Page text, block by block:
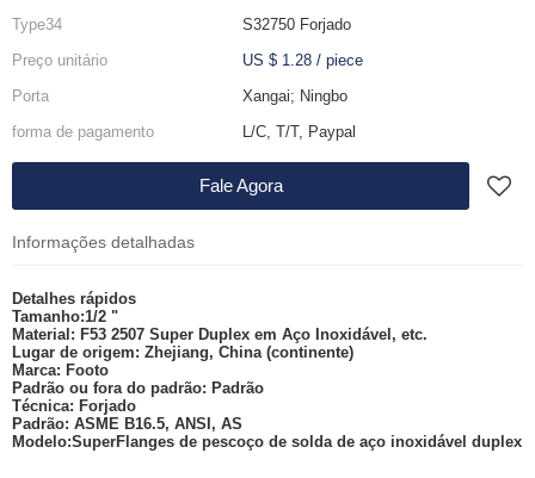
Type34
S32750 Forjado
Preço unitário
US $ 1.28/ piece
Porta
Xangai; Ningbo
forma de pagamento
L/C, T/T, Paypal
Fale Agora
Informações detalhadas
Detalhes rápidos
Tamanho:1/2 "
Material: F53 2507 Super Duplex em Aço Inoxidável, etc.
Lugar de origem: Zhejiang, China (continente)
Marca: Footo
Padrão ou fora do padrão: Padrão
Técnica: Forjado
Padrão: ASME B16.5, ANSI, AS
Modelo:SuperFlanges de pescoço de solda de aço inoxidável duplex